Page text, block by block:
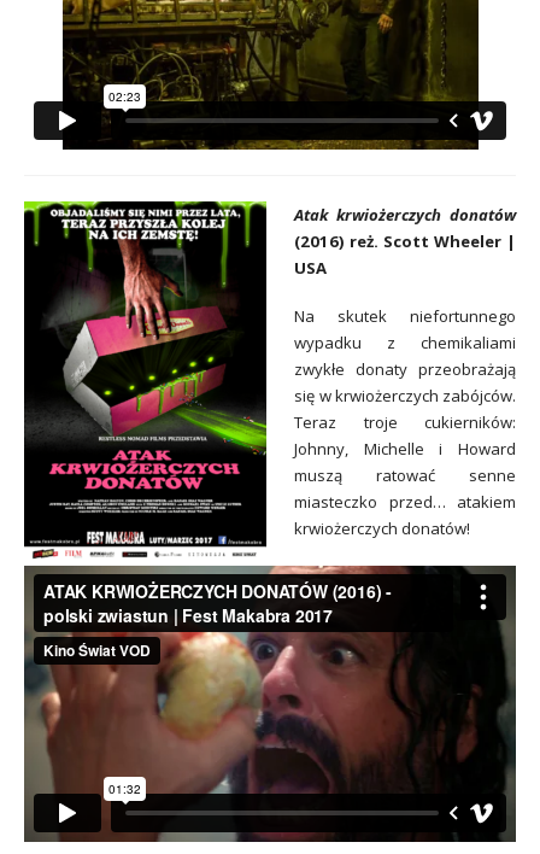
Atak krwiożerczych donatów
(2016) reż. Scott Wheeler |
USA
Na skutek niefortunnego
wypadku z chemikaliami
zwykłe donaty przeobrażają
się w krwiożerczych zabójców.
Teraz troje cukierników:
Johnny, Michelle i Howard
muszą ratować senne
miasteczko przed… atakiem
krwiożerczych donatów!